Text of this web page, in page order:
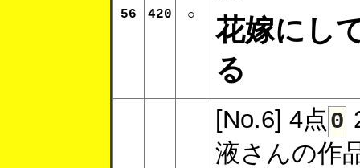
56 420 ○
花嫁にし
る
[No.6] 4点 0
液さんの作